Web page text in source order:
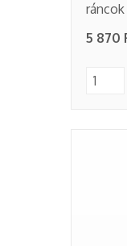
5 870